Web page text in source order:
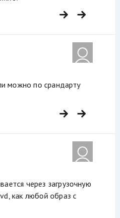
можно по срандарту
через загрузочную
как любой образ с